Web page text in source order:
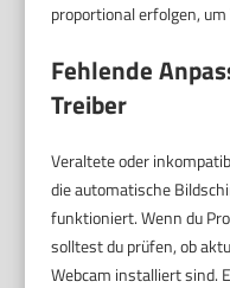
proportional erfolgen,
Fehlende
Treiber
Veraltete oder
die automatische
funktioniert. Wenn du
solltest du prüfen, ob
Webcam installiert sind.